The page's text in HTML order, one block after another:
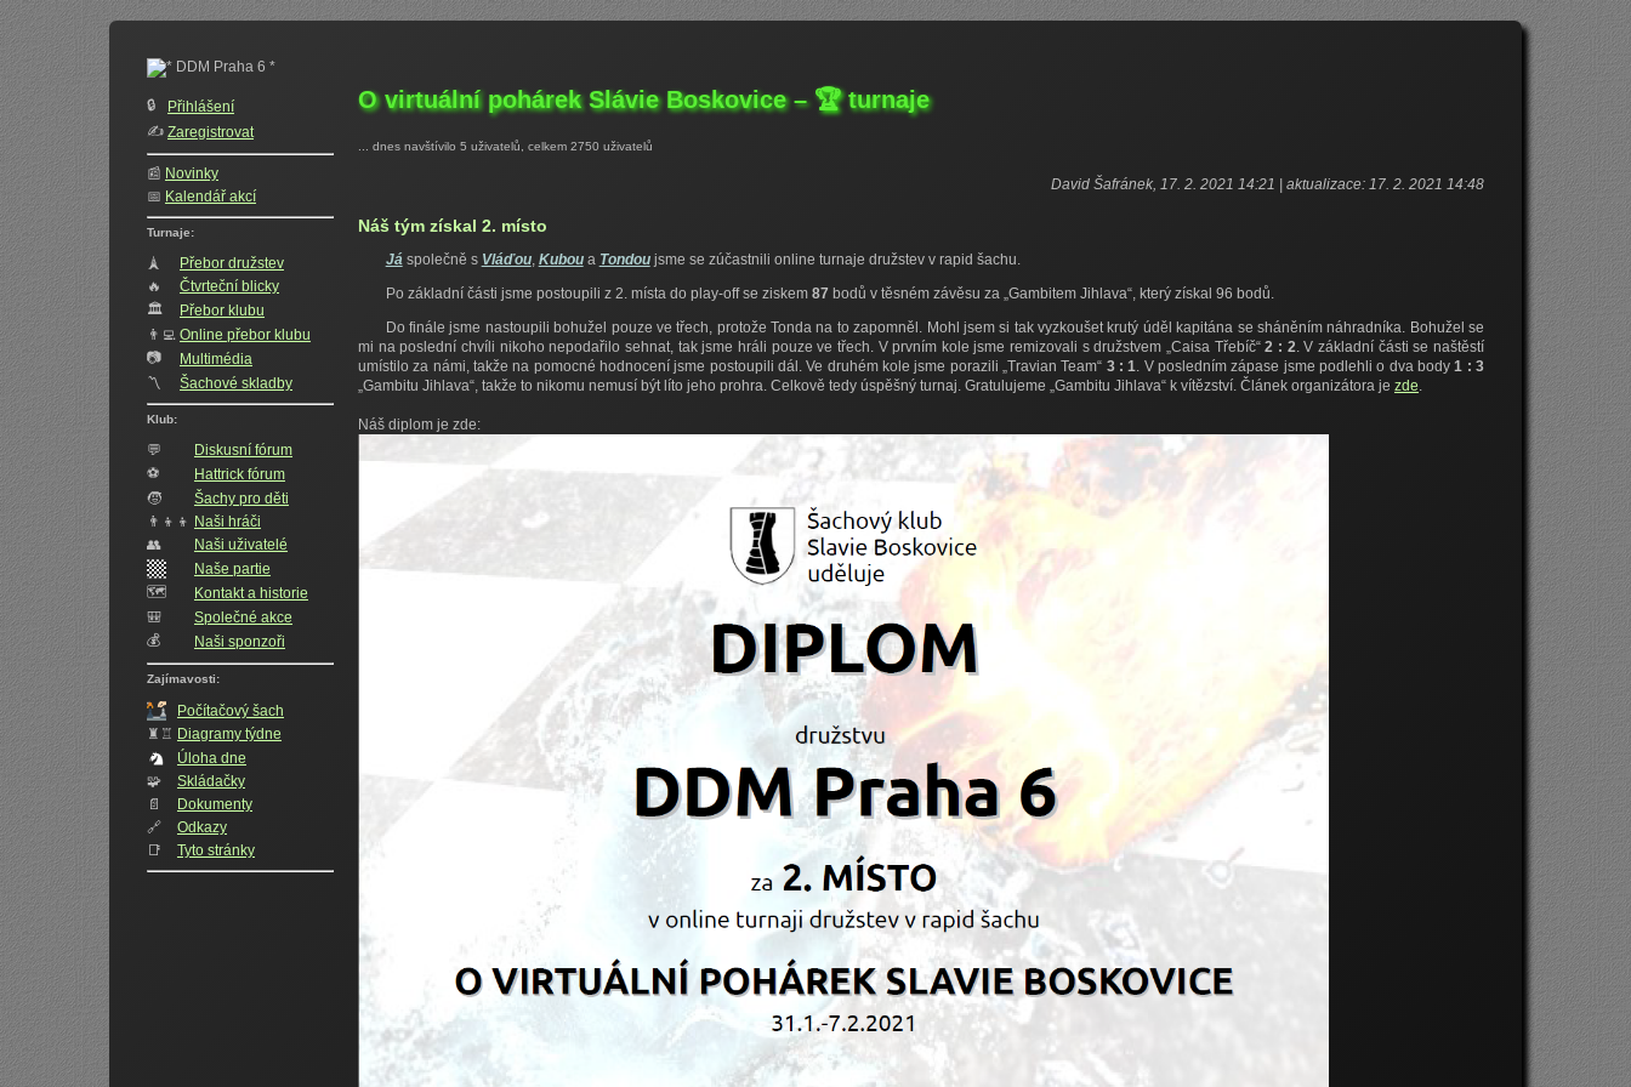
🔒
Přihlášení
✍️‍ Zaregistrovat
📰 Novinky
📅 Kalendář akcí
Turnaje:
🗼
Přebor družstev
🔥
Čtvrteční blicky
🏛
Přebor klubu
👨‍💻 Online přebor klubu
📷
Multimédia
〽️
Šachové skladby
Klub:
💬
Diskusní fórum
⚽
Hattrick fórum
🧒
Šachy pro děti
👨‍👦‍👦 Naši hráči
👥️
Naši uživatelé
Naše partie
🗺️
Kontakt a historie
🎒
Společné akce
💰
Naši sponzoři
Zajímavosti:
Počítačový šach
♜♖ Diagramy týdne
Úloha dne
🧩
Skládačky
📄
Dokumenty
🔗
Odkazy
📑
Tyto stránky
O virtuální pohárek Slávie Boskovice – 🏆 turnaje
... dnes navštívilo 5 uživatelů, celkem 2750 uživatelů
David Šafránek, 17. 2. 2021 14:21 | aktualizace: 17. 2. 2021 14:48
Náš tým získal 2. místo
Jáspolečně s Vláďou, Kuboua Tondoujsme se zúčastnili online turnaje družstev v rapid šachu.
Po základní části jsme postoupili z 2. místa do play-off se ziskem 87 bodů v těsném závěsu za „Gambitem Jihlava“, který získal 96 bodů.
Do finále jsme nastoupili bohužel pouze ve třech, protože Tonda na to zapomněl. Mohl jsem si tak vyzkoušet krutý úděl kapitána se sháněním náhradníka. Bohužel se
mi na poslední chvíli nikoho nepodařilo sehnat, tak jsme hráli pouze ve třech. V prvním kole jsme remizovali s družstvem „Caisa Třebíč“2 : 2. V základní části se naštěstí
umístilo za námi, takže na pomocné hodnocení jsme postoupili dál. Ve druhém kole jsme porazili „Travian Team“ 3 : 1. V posledním zápase jsme podlehli o dva body1 : 3
„Gambitu Jihlava“, takže to nikomu nemusí být líto jeho prohra. Celkově tedy úspěšný turnaj. Gratulujeme „Gambitu Jihlava“ k vítězství. Článek organizátora je zde.
Náš diplom je zde: